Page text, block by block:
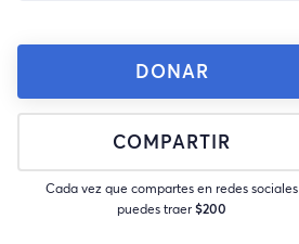
DONAR
COMPARTIR
Cada vez que compartes en redes sociales
puedes traer$200